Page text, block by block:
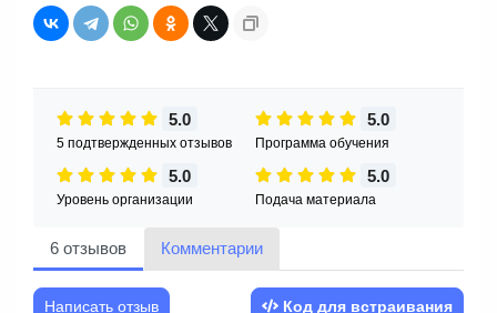
5.0
5 подтвержденных отзывов
5.0
Программа обучения
5.0
Уровень организации
5.0
Подача материала
6 отзывов Комментарии
Написать отзыв Код для встраивания